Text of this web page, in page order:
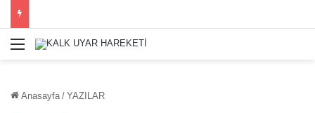
Menü
Anasayfa / YAZILAR